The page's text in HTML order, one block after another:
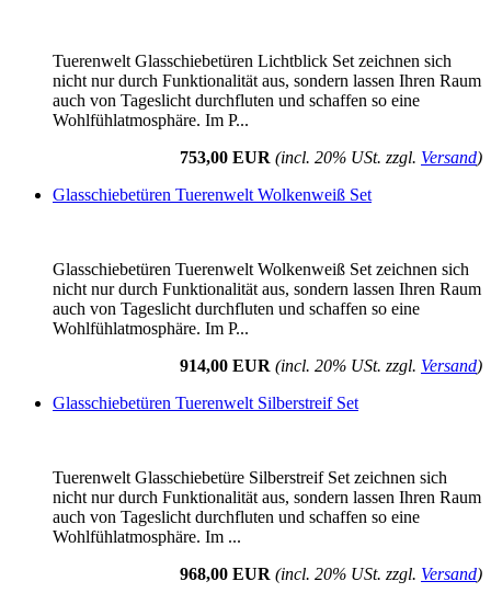
Tuerenwelt Glasschiebetüren Lichtblick Set zeichnen sich
nicht nur durch Funktionalität aus, sondern lassen Ihren Raum
auch von Tageslicht durchfluten und schaffen so eine
Wohlfühlatmosphäre. Im P...
753,00 EUR (incl. 20% USt. zzgl. Versand)
Glasschiebetüren Tuerenwelt Wolkenweiß Set
Glasschiebetüren Tuerenwelt Wolkenweiß Set zeichnen sich
nicht nur durch Funktionalität aus, sondern lassen Ihren Raum
auch von Tageslicht durchfluten und schaffen so eine
Wohlfühlatmosphäre. Im P...
914,00 EUR (incl. 20% USt. zzgl. Versand)
Glasschiebetüren Tuerenwelt Silberstreif Set
Tuerenwelt Glasschiebetüre Silberstreif Set zeichnen sich
nicht nur durch Funktionalität aus, sondern lassen Ihren Raum
auch von Tageslicht durchfluten und schaffen so eine
Wohlfühlatmosphäre. Im ...
968,00 EUR (incl. 20% USt. zzgl. Versand)